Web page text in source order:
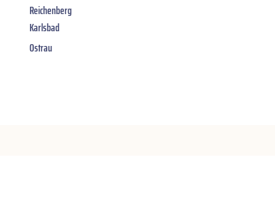
Reichenberg
Karlsbad
Ostrau